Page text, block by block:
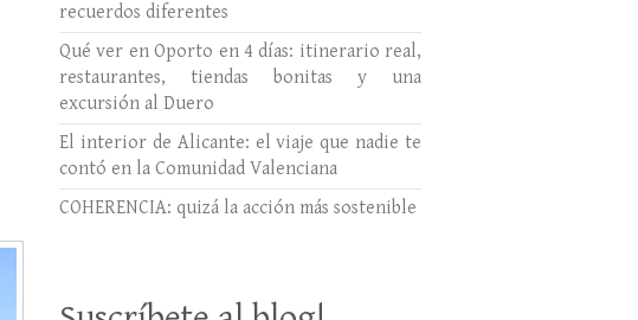
recuerdos diferentes
Qué ver en Oporto en 4 días: itinerario real,
restaurantes, tiendas bonitas y una
excursión al Duero
El interior de Alicante: el viaje que nadie te
contó en la Comunidad Valenciana
COHERENCIA: quizá la acción más sostenible